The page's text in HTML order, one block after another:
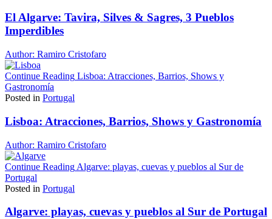
El Algarve: Tavira, Silves & Sagres, 3 Pueblos
Imperdibles
Author: Ramiro Cristofaro
Continue Reading Lisboa: Atracciones, Barrios, Shows y
Gastronomía
Posted in Portugal
Lisboa: Atracciones, Barrios, Shows y Gastronomía
Author: Ramiro Cristofaro
Continue Reading Algarve: playas, cuevas y pueblos al Sur de
Portugal
Posted in Portugal
Algarve: playas, cuevas y pueblos al Sur de Portugal